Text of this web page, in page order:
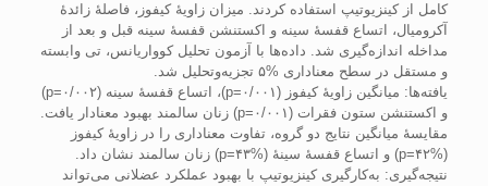
کامل از کینزیوتیپ استفاده کردند. میزان زاویۀ کیفوز، فاصلۀ زائدۀ
آکرومیال، اتساع قفسۀ سینه و اکستنشن قفسۀ سینه قبل و بعد از
مداخله اندازه‌گیری شد. داده‌ها با آزمون تحلیل کوواریانس، تی وابسته
و مستقل در سطح معناداری %۵ تجزیه‌وتحلیل شد.
یافته‌ها: میانگین‌ زاویۀ کیفوز (۰/۰۰۱=p)، اتساع قفسۀ سینه (۰/۰۰۲=p)
و اکستنشن ستون فقرات (۰/۰۰۱=p) زنان سالمند بهبود معنادار یافت.
مقایسۀ میانگین نتایج دو گروه، تفاوت معناداری را در زاویۀ کیفوز
(%۴۲=p) و اتساع قفسۀ سینۀ (%۴۳=p) زنان سالمند نشان داد.
نتیجه‌گیری: به‌کارگیری کینزیوتیپ با بهبود عملکرد عضلانی می‌تواند